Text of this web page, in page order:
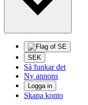
SEK
Så funkar det
Ny annons
Logga in
Skapa konto